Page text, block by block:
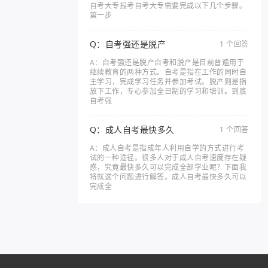
自考大专报考自考大专需要完成以下几个步骤。
第一步
Q：自考强还是脱产
1 个回答
A：自考强还是脱产自考和脱产是目前普遍用于
继续教育的两种方式。自考是指在工作的同时自
主学习，完成学习任务并参加考试。脱产则是指
放下工作，专心参加全日制的学习和培训。到底
自考强
Q：成人自考最快多久
1 个回答
A：成人自考是指成年人利用自学的方式进行考
试的一种途径。很多人对于成人自考速度存在疑
惑，究竟最快多久可以完成全部学业呢？下面我
将就这个问题进行解答。成人自考最快多久可以
完成全